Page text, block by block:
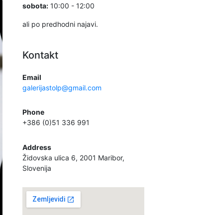
sobota: 10:00 - 12:00
ali po predhodni najavi.
Kontakt
Email
galerijastolp@gmail.com
Phone
+386 (0)51 336 991
Address
Židovska ulica 6, 2001 Maribor,
Slovenija